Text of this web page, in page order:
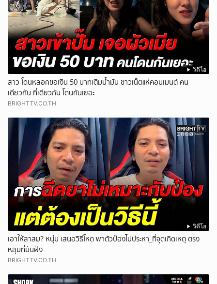
วิดีโอ
สาว โดนหลอกขอเงิน 50 บาทเติมน้ำมัน ชาวเน็ตแห่คอมเมนต์ คน
เดียวกัน ที่เดียวกัน โดนกันเยอะ
BRIGHTTV.CO.TH
วิดีโอ
เอาให้สาสม? หนุ่ม เสนอวิธีโหด พาตัวป๋องไปประหา_ที่จุดเกิดเหตุ ตรง
หลุมที่มันฝัง
BRIGHTTV.CO.TH